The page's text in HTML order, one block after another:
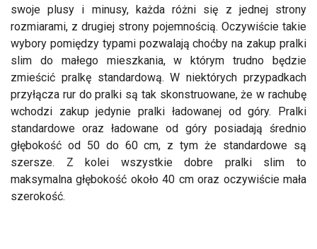
swoje plusy i minusy, każda różni się z jednej strony
rozmiarami, z drugiej strony pojemnością. Oczywiście takie
wybory pomiędzy typami pozwalają choćby na zakup pralki
slim do małego mieszkania, w którym trudno będzie
zmieścić pralkę standardową. W niektórych przypadkach
przyłącza rur do pralki są tak skonstruowane, że w rachubę
wchodzi zakup jedynie pralki ładowanej od góry. Pralki
standardowe oraz ładowane od góry posiadają średnio
głębokość od 50 do 60 cm, z tym że standardowe są
szersze. Z kolei wszystkie dobre pralki slim to
maksymalna głębokość około 40 cm oraz oczywiście mała
szerokość.